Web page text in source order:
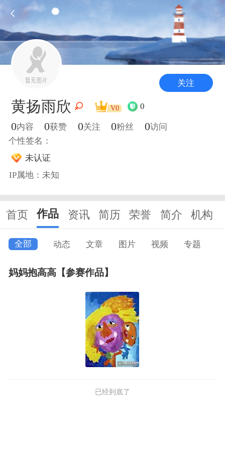
关注
黄扬雨欣 V0 0
0内容 0获赞 0关注 0粉丝 0访问
个性签名：
未认证
IP属地：未知
首页 作品 资讯 简历 荣誉 简介 机构
全部 动态 文章 图片 视频 专题
妈妈抱高高【参赛作品】
已经到底了